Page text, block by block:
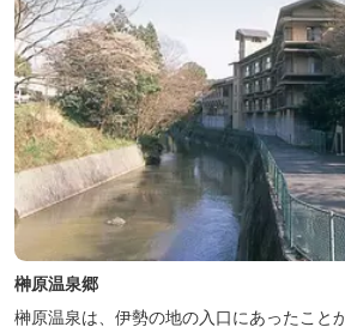
榊原温泉郷
榊原温泉は、伊勢の地の入口にあったこと